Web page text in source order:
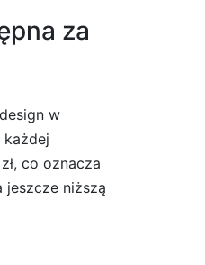
za
w
co oznacza
jeszcze niższą